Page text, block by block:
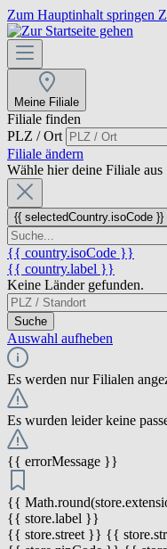
Zum Hauptinhalt springen
Meine Filiale
Filiale finden
PLZ / Ort
Filiale ändern
Wähle hier deine Filiale aus
{{ selectedCountry.isoCode }}
{{ country.isoCode }}
{{ country.label }}
Keine Länder gefunden.
Suche
Auswahl aufheben
Es werden nur Filialen
Es wurden leider keine
{{ errorMessage }}
{{
{{ store.label }}
{{ store.street }} {{